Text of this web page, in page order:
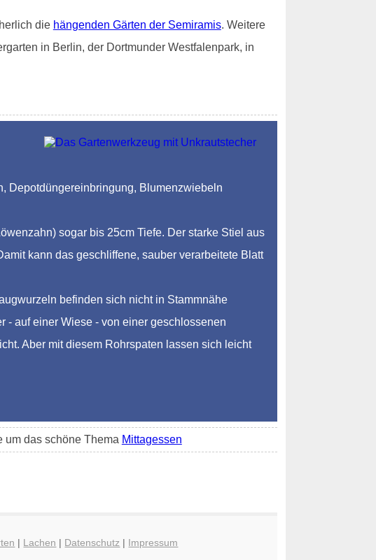
die hängenden Gärten der Semiramis. Weitere
in Berlin, der Dortmunder Westfalenpark, in
Depotdüngereinbringung, Blumenzwiebeln
sogar bis 25cm Tiefe. Der starke Stiel aus
kann das geschliffene, sauber verarbeitete Blatt
befinden sich nicht in Stammnähe
- auf einer Wiese - von einer geschlossenen
Aber mit diesem Rohrspaten lassen sich leicht
um das schöne Thema Mittagessen
| Lachen | Datenschutz | Impressum